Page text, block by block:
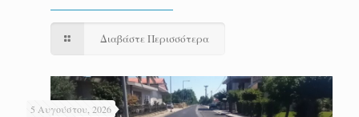
Διαβάστε Περισσότερα
5 Αυγούστου, 2026